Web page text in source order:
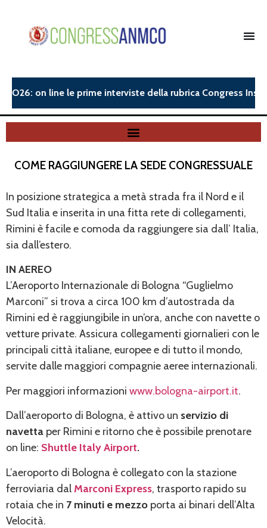
on line le prime interviste della rubrica Congress
COME RAGGIUNGERE LA SEDE CONGRESSUALE
In posizione strategica a metà strada fra il Nord e il
Sud Italia e inserita in una fitta rete di collegamenti,
Rimini è facile e comoda da raggiungere sia dall’ Italia,
sia dall’estero.
IN AEREO
L’Aeroporto Internazionale di Bologna “Guglielmo
Marconi” si trova a circa 100 km d’autostrada da
Rimini ed è raggiungibile in un’ora, anche con navette o
vetture private. Assicura collegamenti giornalieri con le
principali città italiane, europee e di tutto il mondo,
servite dalle maggiori compagnie aeree internazionali.
Per maggiori informazioni www.bologna-airport.it.
Dall’aeroporto di Bologna, è attivo un servizio di
navetta per Rimini e ritorno che è possibile prenotare
on line: Shuttle Italy Airport.
L’aeroporto di Bologna è collegato con la stazione
ferroviaria dalMarconi Express, trasporto rapido su
rotaia che in 7 minuti e mezzo porta ai binari dell’Alta
Velocità.